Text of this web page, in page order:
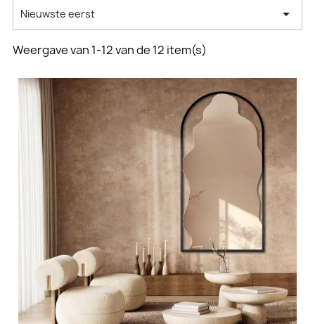
Nieuwste eerst 
Weergave van 1-12 van de 12 item(s)